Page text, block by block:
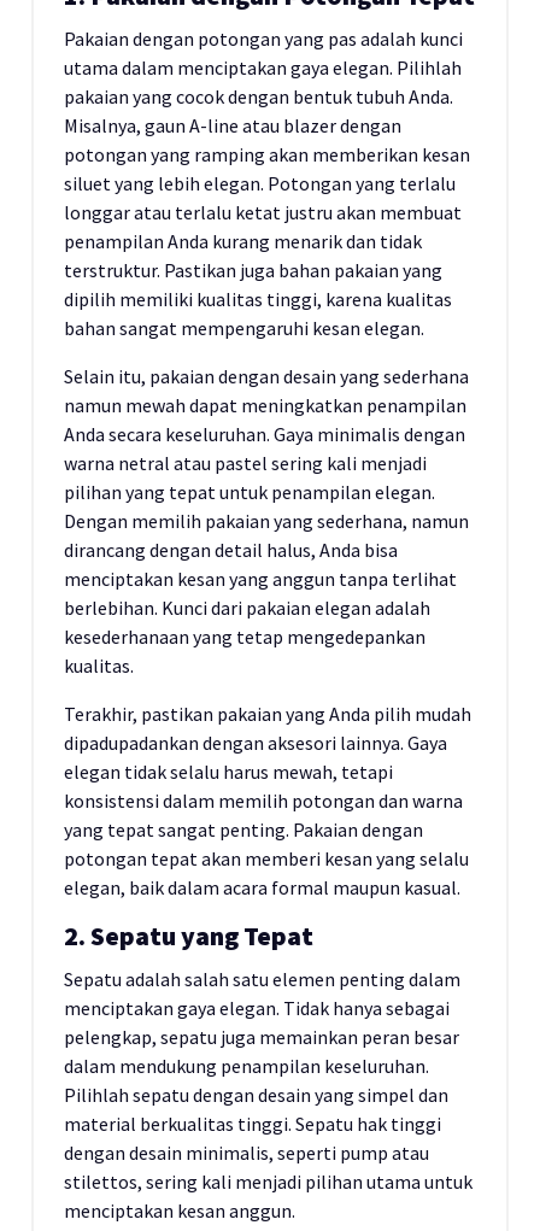
Pakaian dengan potongan yang pas adalah kunci
utama dalam menciptakan gaya elegan. Pilihlah
pakaian yang cocok dengan bentuk tubuh Anda.
Misalnya, gaun A-line atau blazer dengan
potongan yang ramping akan memberikan kesan
siluet yang lebih elegan. Potongan yang terlalu
longgar atau terlalu ketat justru akan membuat
penampilan Anda kurang menarik dan tidak
terstruktur. Pastikan juga bahan pakaian yang
dipilih memiliki kualitas tinggi, karena kualitas
bahan sangat mempengaruhi kesan elegan.
Selain itu, pakaian dengan desain yang sederhana
namun mewah dapat meningkatkan penampilan
Anda secara keseluruhan. Gaya minimalis dengan
warna netral atau pastel sering kali menjadi
pilihan yang tepat untuk penampilan elegan.
Dengan memilih pakaian yang sederhana, namun
dirancang dengan detail halus, Anda bisa
menciptakan kesan yang anggun tanpa terlihat
berlebihan. Kunci dari pakaian elegan adalah
kesederhanaan yang tetap mengedepankan
kualitas.
Terakhir, pastikan pakaian yang Anda pilih mudah
dipadupadankan dengan aksesori lainnya. Gaya
elegan tidak selalu harus mewah, tetapi
konsistensi dalam memilih potongan dan warna
yang tepat sangat penting. Pakaian dengan
potongan tepat akan memberi kesan yang selalu
elegan, baik dalam acara formal maupun kasual.
2. Sepatu yang Tepat
Sepatu adalah salah satu elemen penting dalam
menciptakan gaya elegan. Tidak hanya sebagai
pelengkap, sepatu juga memainkan peran besar
dalam mendukung penampilan keseluruhan.
Pilihlah sepatu dengan desain yang simpel dan
material berkualitas tinggi. Sepatu hak tinggi
dengan desain minimalis, seperti pump atau
stilettos, sering kali menjadi pilihan utama untuk
menciptakan kesan anggun.